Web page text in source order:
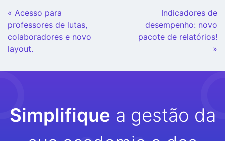
Continue
Lendo
« Acesso para
professores de lutas,
colaboradores e novo
layout.
Indicadores de
desempenho: novo
pacote de relatórios!
»
Simplifique a gestão da